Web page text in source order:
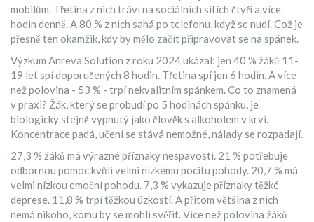
mobilům. Třetina z nich tráví na sociálních sítích čtyři a více
hodin denně. A 80 % z nich sahá po telefonu, když se nudí. Což je
přesně ten okamžik, kdy by mělo začít připravovat se na spánek.
Výzkum Anreva Solution z roku 2024 ukázal: jen 40 % žáků 11-
19 let spí doporučených 8 hodin. Třetina spí jen 6 hodin. A více
než polovina - 53 % - trpí nekvalitním spánkem. Co to znamená
v praxi? Žák, který se probudí po 5 hodinách spánku, je
biologicky stejně vypnutý jako člověk s alkoholem v krvi.
Koncentrace padá, učení se stává nemožné, nálady se rozpadají.
27,3 % žáků má výrazné příznaky nespavosti. 21 % potřebuje
odbornou pomoc kvůli velmi nízkému pocitu pohody. 20,7 % má
velmi nízkou emoční pohodu. 7,3 % vykazuje příznaky těžké
deprese. 11,8 % trpí těžkou úzkostí. A přitom většina z nich
nemá nikoho, komu by se mohli svěřit. Více než polovina žáků